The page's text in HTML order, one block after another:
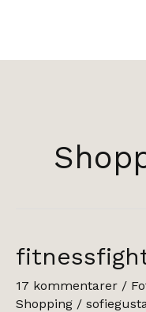
17 kommentarer /
Shopping /